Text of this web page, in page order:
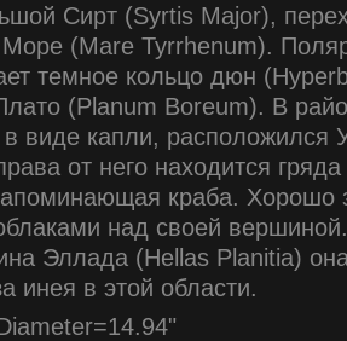
Сирт (Syrtis Major),
Море (Mare Tyrrhenum).
темное кольцо дюн
(Planum Boreum). В
виде капли, расположился
от него находится
краба. Хорошо
над своей
Эллада (Hellas Planitia)
инея в этой области.